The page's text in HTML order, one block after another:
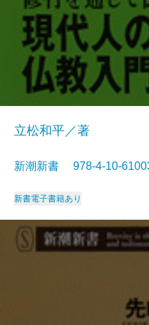
立松和平／著
新潮新書 978-4-10-
新書電子書籍あり